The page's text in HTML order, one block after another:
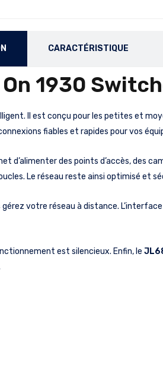
CARACTÉRISTIQUE
1930
Il est conçu pour les petites et
fiables et rapides pour vos
d’alimenter des points d’accès, des
Le réseau reste ainsi optimisé et
gérez votre réseau à distance.
est silencieux. Enfin, le